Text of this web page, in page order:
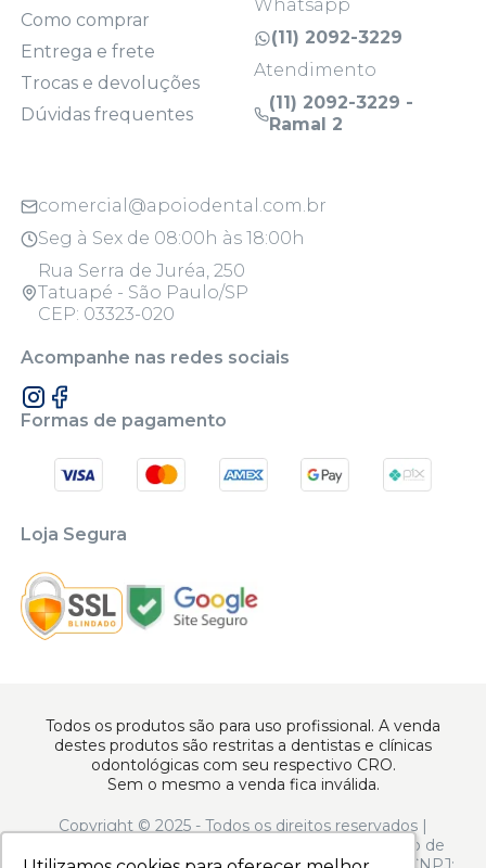
Como comprar
Entrega e frete
Trocas e devoluções
Dúvidas frequentes
Whatsapp
(11) 2092-3229
Atendimento
(11) 2092-3229 -
Ramal 2
comercial@apoiodental.com.br
Seg à Sex de 08:00h às 18:00h
Rua Serra de Juréa, 250
Tatuapé - São Paulo/SP
CEP: 03323-020
Acompanhe nas redes sociais
Formas de pagamento
Loja Segura
Todos os produtos são para uso profissional. A venda
destes produtos são restritas a dentistas e clínicas
odontológicas com seu respectivo CRO.
Sem o mesmo a venda fica inválida.
Copyright © 2025 - Todos os direitos reservados |
www.apoiodental.com.br | Apoio Dental Comércio de